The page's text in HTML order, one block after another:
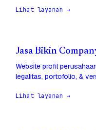
Lihat layanan →
Jasa Bikin
Website profil
legalitas, portofolio, &
Lihat layanan →